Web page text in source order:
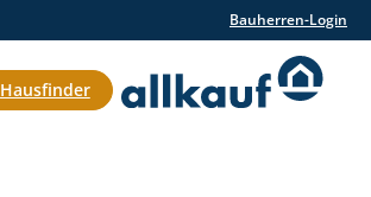
Bauherren-Login
Hausfinder